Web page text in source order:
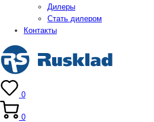
Дилеры
Стать дилером
Контакты
0
0